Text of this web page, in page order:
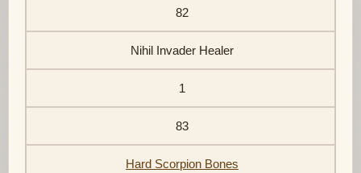
82
Nihil Invader Healer
1
83
Hard Scorpion Bones